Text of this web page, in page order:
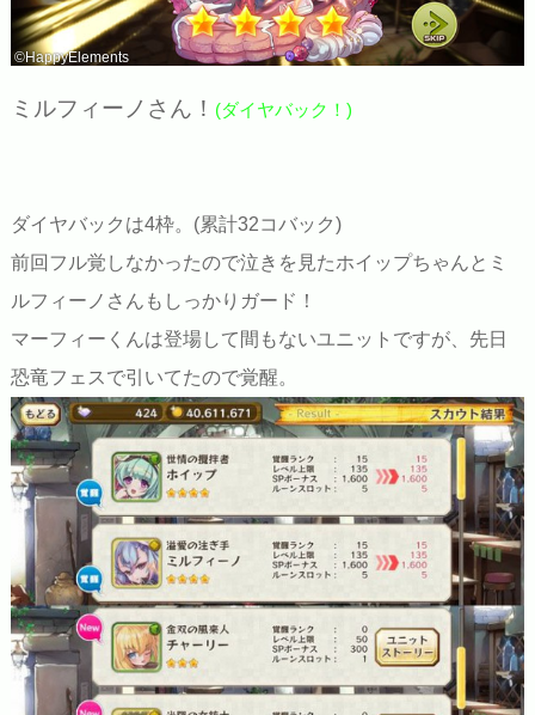
©HappyElements
ミルフィーノさん！ (ダイヤバック！)
ダイヤバックは4枠。(累計32コバック)
前回フル覚しなかったので泣きを見たホイップちゃんとミ
ルフィーノさんもしっかりガード！
マーフィーくんは登場して間もないユニットですが、先日
恐竜フェスで引いてたので覚醒。